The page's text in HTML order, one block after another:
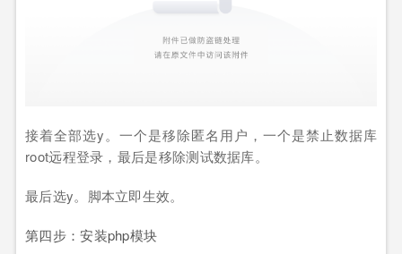
接着全部选y。一个是移除匿名用户，一个是禁止数据库
root远程登录，最后是移除测试数据库。
最后选y。脚本立即生效。
第四步：安装php模块